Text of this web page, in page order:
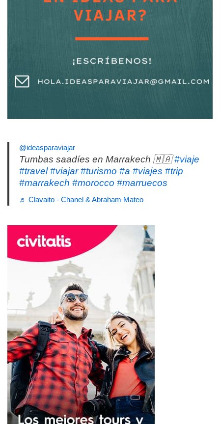
@ideasparaviajar
Tumbas saadíes en Marrakech 🇲🇦#viaje
#travel #viajar #turismo #a #viajes #trip
#marrakech #morocco #marruecos
♬ Clavaito - Chanel & Abraham Mateo